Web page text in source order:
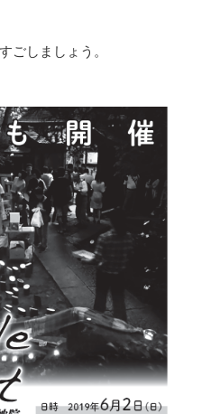
ごしましょう。